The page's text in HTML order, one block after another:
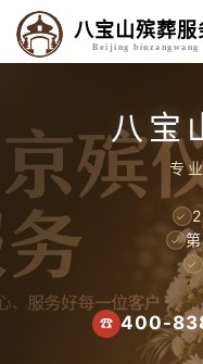
八宝山殡葬服
Beijing binzangwang
八宝
专
✓
✓
✓
☎ 400-